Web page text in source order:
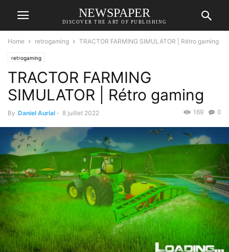
NEWSPAPER
DISCOVER THE ART OF PUBLISHING
Home retrogaming TRACTOR FARMING SIMULATOR | Rétro gaming
retrogaming
TRACTOR FARMING
SIMULATOR | Rétro gaming
By Daniel Aurial - 8 juillet 2022 0
169